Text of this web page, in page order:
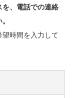
を、電話での連絡
時間を入力して